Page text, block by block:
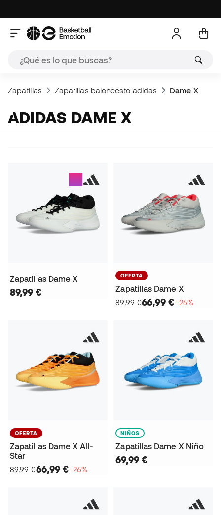
Zapatillas Zapatillas baloncesto adidas Dame X
ADIDAS DAME X
Zapatillas Dame X
89,99 €
OFERTA
Zapatillas Dame X
89,99 €66,99 €−26%
OFERTA
Zapatillas Dame X All-
Star
89,99 €66,99 €−26%
NIÑOS
Zapatillas Dame X Niño
69,99 €